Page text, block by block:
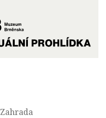
Zahrada